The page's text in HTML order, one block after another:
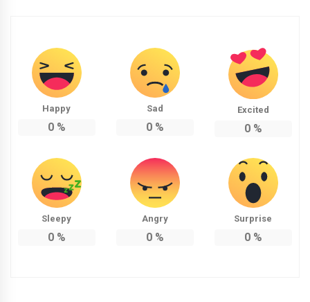
Happy
0%
Sad
0%
Excited
0%
Sleepy
0%
Angry
0%
Surprise
0%